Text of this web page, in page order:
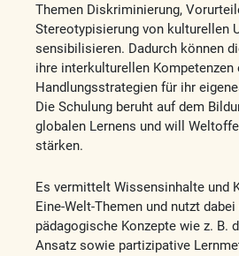
Themen Diskriminierung,
Stereotypisierung von kulturellen
sensibilisieren. Dadurch können
ihre interkulturellen Kompetenzen
Handlungsstrategien für ihr
Die Schulung beruht auf dem
globalen Lernens und will
stärken.
Es vermittelt Wissensinhalte und
Eine-Welt-Themen und nutzt
pädagogische Konzepte wie z. B.
Ansatz sowie partizipative